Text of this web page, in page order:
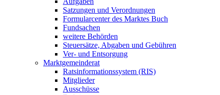
Satzungen und Verordnungen
Formularcenter des Marktes Buch
Fundsachen
weitere Behörden
Steuersätze, Abgaben und Gebühren
Ver- und Entsorgung
Marktgemeinderat
Ratsinformationssystem (RIS)
Mitglieder
Ausschüsse